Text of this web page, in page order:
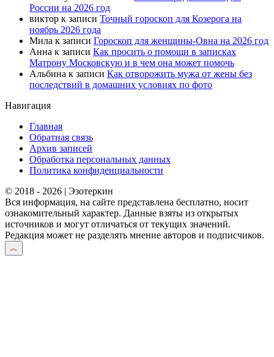
России на 2026 год
виктор к записи Точный гороскоп для Козерога на
ноябрь 2026 года
Мила к записи Гороскоп для женщины-Овна на 2026 год
Анна к записи Как просить о помощи в записках
Матрону Московскую и в чем она может помочь
Альбина к записи Как отворожить мужа от жены без
последствий в домашних условиях по фото
Навигация
Главная
Обратная связь
Архив записей
Обработка персональных данных
Политика конфиденциальности
© 2018 - 2026 | Эзотеркин
Вся информация, на сайте представлена бесплатно, носит
ознакомительный характер. Данные взяты из открытых
источников и могут отличаться от текущих значений.
Редакция может не разделять мнение авторов и подписчиков.